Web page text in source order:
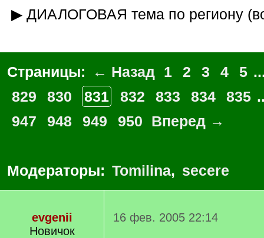
▶ ДИАЛОГОВАЯ тема по региону
Страницы: ← Назад 1 2 3 4 5
829
830 831 832 833 834 835
947
948 949 950 Вперед →
Модераторы: Tomilina, secere
evgenii
Новичок
16 фев. 2005 22:14